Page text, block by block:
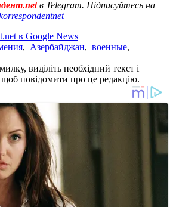
в Telegram. Підписуйтесь на
в Google News
, Азербайджан, военные,
виділіть необхідний текст і
повідомити про це редакцію.